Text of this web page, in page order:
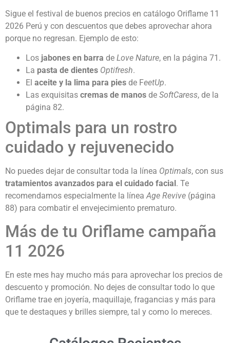
Sigue el festival de buenos precios en catálogo Oriflame 11
2026 Perú y con descuentos que debes aprovechar ahora
porque no regresan. Ejemplo de esto:
Los jabones en barra de Love Nature, en la página 71.
La pasta de dientes Optifresh.
El aceite y la lima para pies de FeetUp.
Las exquisitas cremas de manos de SoftCaress, de la
página 82.
Optimals para un rostro
cuidado y rejuvenecido
No puedes dejar de consultar toda la línea Optimals, con sus
tratamientos avanzados para el cuidado facial. Te
recomendamos especialmente la líneaAge Revive (página
88) para combatir el envejecimiento prematuro.
Más de tu Oriflame campaña
11 2026
En este mes hay mucho más para aprovechar los precios de
descuento y promoción. No dejes de consultar todo lo que
Oriflame trae en joyería, maquillaje, fragancias y más para
que te destaques y brilles siempre, tal y como lo mereces.